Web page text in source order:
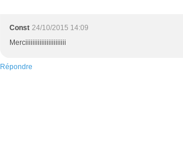
Const 24/10/2015 14:09
Merciiiiiiiiiiiiiiiiiiiiiii
Répondre